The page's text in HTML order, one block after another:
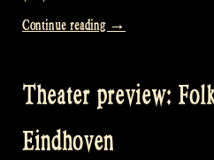
Continue reading „Celtic
–
→
Theater preview:
Eindhoven